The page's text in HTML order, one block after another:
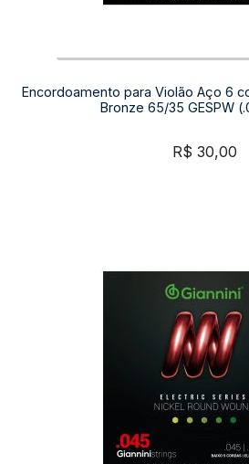
Encordoamento para Violão Aço 6
Bronze 65/35 GESPW
R$ 30,00